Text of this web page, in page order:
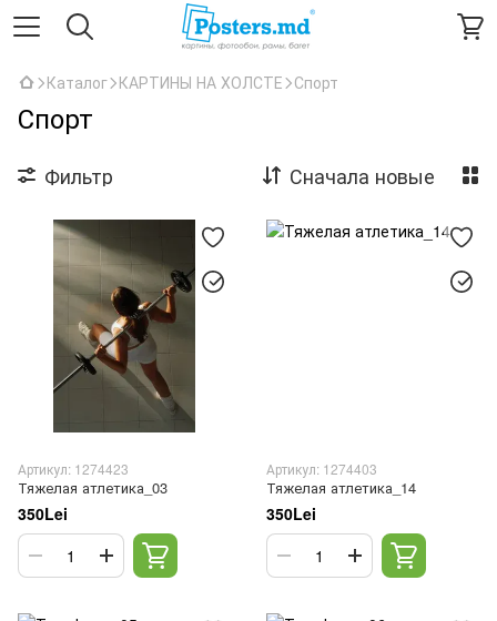
Каталог КАРТИНЫ НА ХОЛСТЕ Спорт
Спорт
Фильтр Сначала новые
Артикул: 1274423
Тяжелая атлетика_03
350Lei
Артикул: 1274403
Тяжелая атлетика_14
350Lei